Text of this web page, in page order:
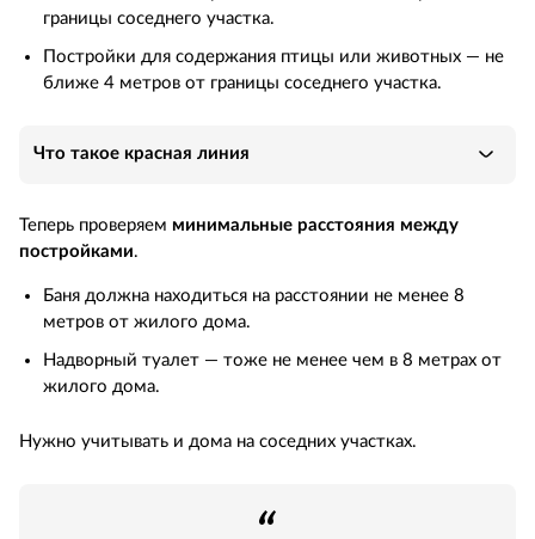
границы соседнего участка.
Постройки для содержания птицы или животных — не
ближе 4 метров от границы соседнего участка.
Что такое красная линия
Теперь проверяем минимальные расстояния между
постройками.
Баня должна находиться на расстоянии не менее 8
метров от жилого дома.
Надворный туалет — тоже не менее чем в 8 метрах от
жилого дома.
Нужно учитывать и дома на соседних участках.